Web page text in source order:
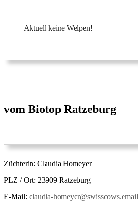
Aktuell keine Welpen!
vom Biotop Ratzeburg
Züchterin: Claudia Homeyer
PLZ / Ort: 23909 Ratzeburg
E-Mail: claudia-homeyer@swisscows.email